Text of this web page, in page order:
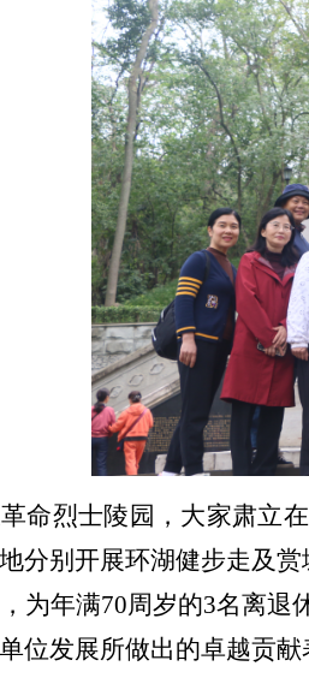
命烈士陵园 ，大家肃立在
分别开展环湖健步走及
为年满70周岁的3名离退
位发展所做出的卓越贡